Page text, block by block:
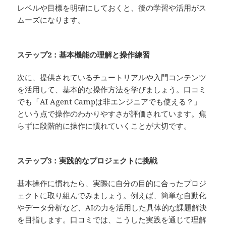
レベルや目標を明確にしておくと、後の学習や活用がス
ムーズになります。
ステップ2：基本機能の理解と操作練習
次に、提供されているチュートリアルや入門コンテンツ
を活用して、基本的な操作方法を学びましょう。口コミ
でも「AI Agent Campは非エンジニアでも使える？」
という点で操作のわかりやすさが評価されています。焦
らずに段階的に操作に慣れていくことが大切です。
ステップ3：実践的なプロジェクトに挑戦
基本操作に慣れたら、実際に自分の目的に合ったプロジ
ェクトに取り組んでみましょう。例えば、簡単な自動化
やデータ分析など、AIの力を活用した具体的な課題解決
を目指します。口コミでは、こうした実践を通じて理解